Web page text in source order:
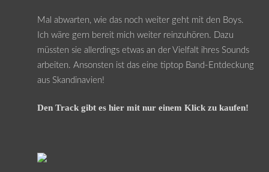
Mal abwarten, wie das noch weiter geht mit den Boys.
Ich wäre gern bereit mich weiter reinzuhören. Dazu
müssten sie allerdings etwas an der Vielfalt ihres Sounds
arbeiten. Ansonsten ist das eine tiptop Band-Entdeckung
aus Skandinavien!
Den Track gibt es hier mit nur einem Klick zu kaufen!